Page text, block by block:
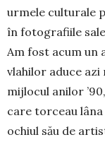
urmele cultu­rale
în foto­grafiile
Am fost acum un
vlahilor aduce azi
mijlocul anilor
care tor­ceau
ochiul său de